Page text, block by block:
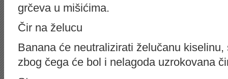
grčeva u mišićima.
Čir na želucu
Banana će neutralizirati želučanu
zbog čega će bol i nelagoda uzrokovana